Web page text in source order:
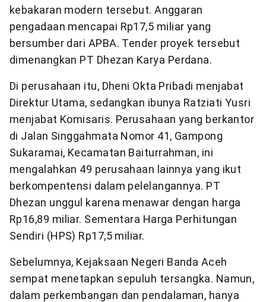
kebakaran modern tersebut. Anggaran
pengadaan mencapai Rp17,5 miliar yang
bersumber dari APBA. Tender proyek tersebut
dimenangkan PT Dhezan Karya Perdana.
Di perusahaan itu, Dheni Okta Pribadi menjabat
Direktur Utama, sedangkan ibunya Ratziati Yusri
menjabat Komisaris. Perusahaan yang berkantor
di Jalan Singgahmata Nomor 41, Gampong
Sukaramai, Kecamatan Baiturrahman, ini
mengalahkan 49 perusahaan lainnya yang ikut
berkompentensi dalam pelelangannya. PT
Dhezan unggul karena menawar dengan harga
Rp16,89 miliar. Sementara Harga Perhitungan
Sendiri (HPS) Rp17,5 miliar.
Sebelumnya, Kejaksaan Negeri Banda Aceh
sempat menetapkan sepuluh tersangka. Namun,
dalam perkembangan dan pendalaman, hanya